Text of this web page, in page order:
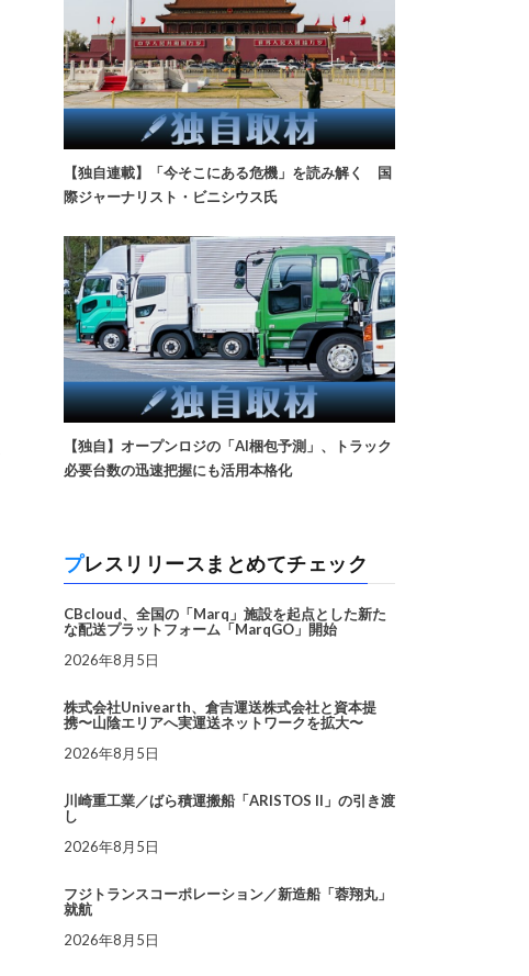
【独自連載】「今そこにある危機」を読み解く 国
際ジャーナリスト・ビニシウス氏
【独自】オープンロジの「AI梱包予測」、トラック
必要台数の迅速把握にも活用本格化
プレスリリースまとめてチェック
CBcloud、全国の「Marq」施設を起点とした新た
な配送プラットフォーム「MarqGO」開始
2026年8月5日
株式会社Univearth、倉吉運送株式会社と資本提
携〜山陰エリアへ実運送ネットワークを拡大〜
2026年8月5日
川崎重工業／ばら積運搬船「ARISTOS II」の引き渡
し
2026年8月5日
フジトランスコーポレーション／新造船「蓉翔丸」
就航
2026年8月5日